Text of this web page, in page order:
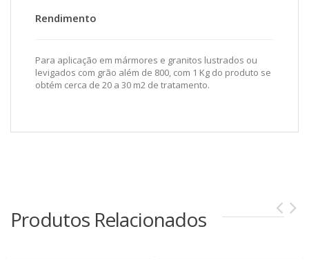
Rendimento
Para aplicação em mármores e granitos lustrados ou
levigados com grão além de 800, com 1 Kg do produto se
obtém cerca de 20 a 30 m2 de tratamento.
Produtos Relacionados